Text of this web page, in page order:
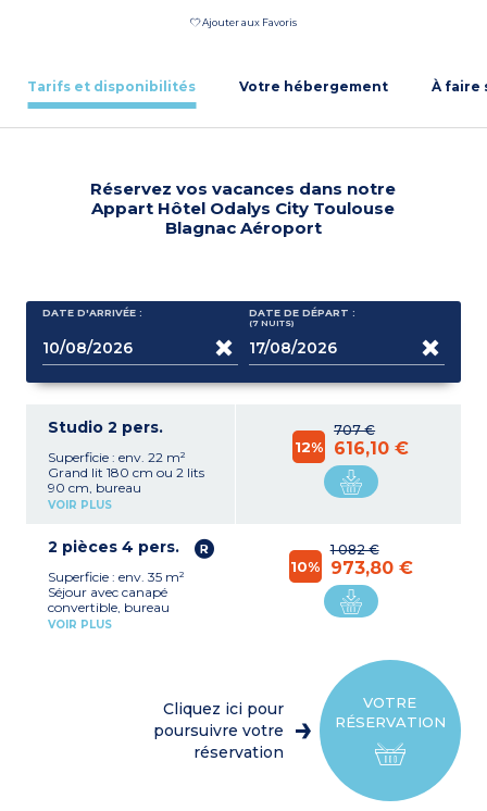
Ajouter aux Favoris
Tarifs et disponibilités Votre hébergement À faire
Réservez vos vacances dans notre
Appart Hôtel Odalys City Toulouse
Blagnac Aéroport
DATE D'ARRIVÉE : DATE DE DÉPART :
(7 NUITS)
Studio 2 pers.
Superficie : env. 22 m²
Grand lit 180 cm ou 2 lits
90 cm, bureau
Cuisine équipée (plaque
bouilloire, lave-vaisselle)
Salle de bains avec douche,
sèche-cheveux, sèche-
serviettes
Services: coffre-fort, TV
connectée (chaînes
VOIR PLUS
707 €
12% 616,10 €
2 pièces 4 pers.
Superficie : env. 35 m²
Séjour avec canapé
convertible, bureau
Chambre avec grand lit
bouilloire, lave-vaisselle)
baignoire, sèche-cheveux,
: coffre-fort, TV
VOIR PLUS
1 082 €
10% 973,80 €
VOTRE
RÉSERVATION
Cliquez ici pour
poursuivre votre
réservation